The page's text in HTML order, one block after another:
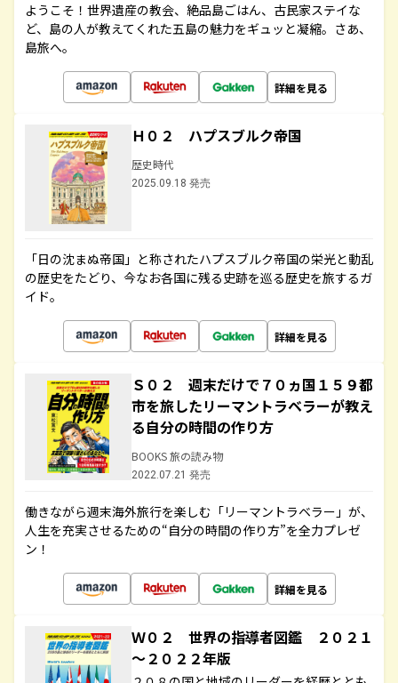
ようこそ！世界遺産の教会、絶品島ごはん、古民家ステイな
ど、島の人が教えてくれた五島の魅力をギュッと凝縮。さあ、
島旅へ。
詳細を見る
Ｈ０２ ハプスブルク帝国
歴史時代
2025.09.18 発売
「日の沈まぬ帝国」と称されたハプスブルク帝国の栄光と動乱
の歴史をたどり、今なお各国に残る史跡を巡る歴史を旅するガ
イド。
詳細を見る
Ｓ０２ 週末だけで７０ヵ国１５９都
市を旅したリーマントラベラーが教え
る自分の時間の作り方
BOOKS 旅の読み物
2022.07.21 発売
働きながら週末海外旅行を楽しむ「リーマントラベラー」が、
人生を充実させるための“自分の時間の作り方”を全力プレゼ
ン！
詳細を見る
Ｗ０２ 世界の指導者図鑑 ２０２１
～２０２２年版